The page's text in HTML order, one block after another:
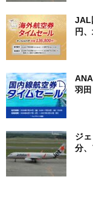
JAL
円
羽
ジ
分